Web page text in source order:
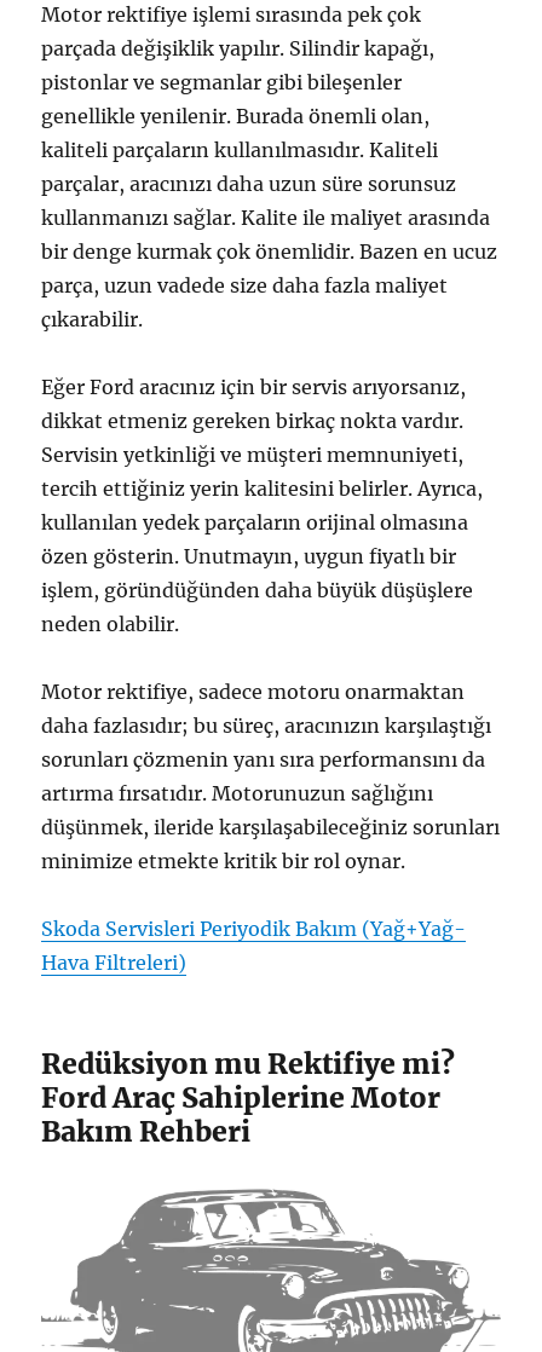
Motor rektifiye işlemi sırasında pek çok
parçada değişiklik yapılır. Silindir kapağı,
pistonlar ve segmanlar gibi bileşenler
genellikle yenilenir. Burada önemli olan,
kaliteli parçaların kullanılmasıdır. Kaliteli
parçalar, aracınızı daha uzun süre sorunsuz
kullanmanızı sağlar. Kalite ile maliyet arasında
bir denge kurmak çok önemlidir. Bazen en ucuz
parça, uzun vadede size daha fazla maliyet
çıkarabilir.
Eğer Ford aracınız için bir servis arıyorsanız,
dikkat etmeniz gereken birkaç nokta vardır.
Servisin yetkinliği ve müşteri memnuniyeti,
tercih ettiğiniz yerin kalitesini belirler. Ayrıca,
kullanılan yedek parçaların orijinal olmasına
özen gösterin. Unutmayın, uygun fiyatlı bir
işlem, göründüğünden daha büyük düşüşlere
neden olabilir.
Motor rektifiye, sadece motoru onarmaktan
daha fazlasıdır; bu süreç, aracınızın karşılaştığı
sorunları çözmenin yanı sıra performansını da
artırma fırsatıdır. Motorunuzun sağlığını
düşünmek, ileride karşılaşabileceğiniz sorunları
minimize etmekte kritik bir rol oynar.
Skoda Servisleri Periyodik Bakım (Yağ+Yağ-
Hava Filtreleri)
Redüksiyon mu Rektifiye mi?
Ford Araç Sahiplerine Motor
Bakım Rehberi